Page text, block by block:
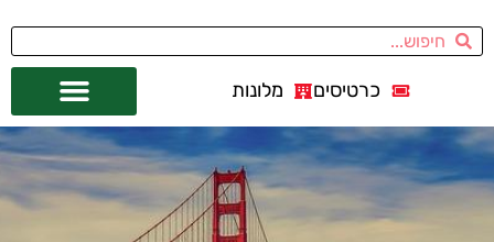
כרטיסים מלונות